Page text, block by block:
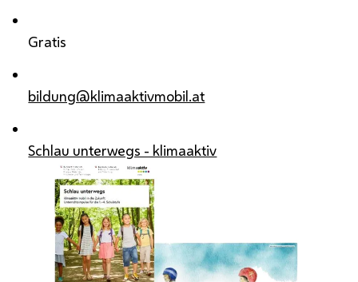
Gratis
bildung@klimaaktivmobil.at
Schlau unterwegs - klimaaktiv